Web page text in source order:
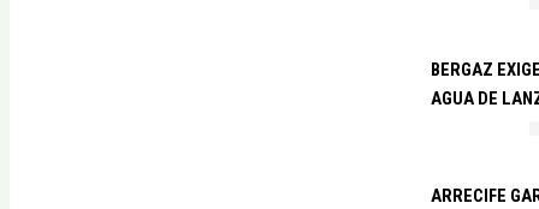
BERGAZ
AGUA DE
ARRECIFE